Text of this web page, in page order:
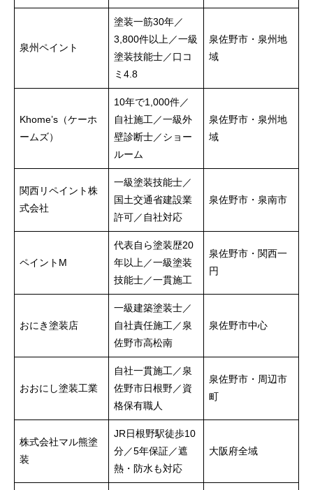
泉州ペイント
塗装一筋30年／
3,800件以上／一級
塗装技能士／口コ
ミ4.8
泉佐野市・泉州地
域
Khome’s（ケーホ
ームズ）
10年で1,000件／
自社施工／一級外
壁診断士／ショー
ルーム
泉佐野市・泉州地
域
関西リペイント株
式会社
一級塗装技能士／
国土交通省建設業
許可／自社対応
泉佐野市・泉南市
ペイントM
代表自ら塗装歴20
年以上／一級塗装
技能士／一貫施工
泉佐野市・関西一
円
おにき塗装店
一級建築塗装士／
自社責任施工／泉
佐野市高松南
泉佐野市中心
おおにし塗装工業
自社一貫施工／泉
佐野市日根野／資
格保有職人
泉佐野市・周辺市
町
株式会社マル熊塗
装
JR日根野駅徒歩10
分／5年保証／遮
熱・防水も対応
大阪府全域